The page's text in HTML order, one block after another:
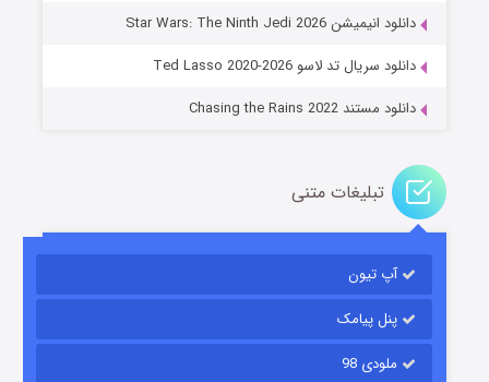
قسمت ۱۴ (زیرنویس) منتشر شد
دانلود انیمیشن Star Wars: The Ninth Jedi 2026
دانلود سریال تد لاسو Ted Lasso 2020-2026
دانلود مستند Chasing the Rains 2022
تبلیغات متنی
آپ تیون
پنل پیامک
ملودی 98